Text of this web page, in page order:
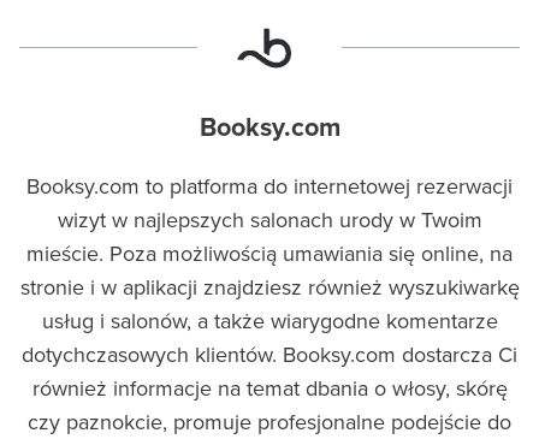
Booksy.com
Booksy.com to platforma do internetowej rezerwacji
wizyt w najlepszych salonach urody w Twoim
mieście. Poza możliwością umawiania się online, na
stronie i w aplikacji znajdziesz również wyszukiwarkę
usług i salonów, a także wiarygodne komentarze
dotychczasowych klientów. Booksy.com dostarcza Ci
również informacje na temat dbania o włosy, skórę
czy paznokcie, promuje profesjonalne podejście do